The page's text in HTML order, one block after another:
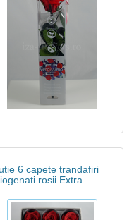
6 capete trandafiri
rosii Extra